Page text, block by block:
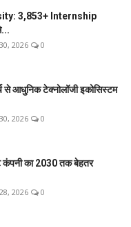
3,853+ Internship
2026 0
से आधुनिक टेक्नोलॉजी इकोसिस्टम
2026 0
का 2030 तक बेहतर
2026 0